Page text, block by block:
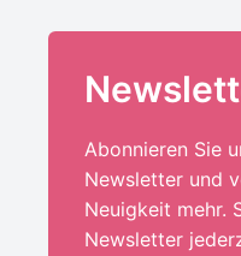
Abonnieren Sie
Newsletter und
Neuigkeit mehr.
Newsletter